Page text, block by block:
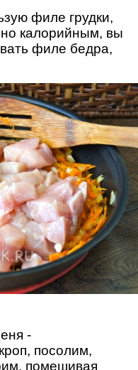
филе грудки,
калорийным, вы
филе бедра,
-
посолим,
помешивая